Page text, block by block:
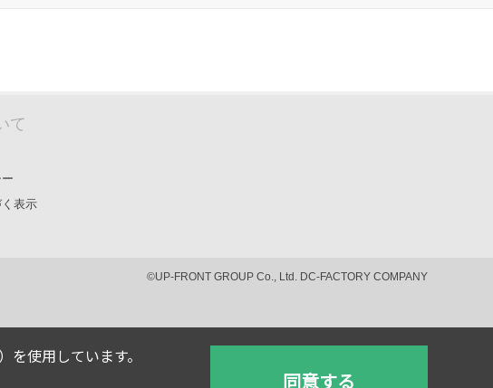
て
表示
©UP-FRONT GROUP Co., Ltd. DC-FACTORY COMPANY
使用しています。
同意する